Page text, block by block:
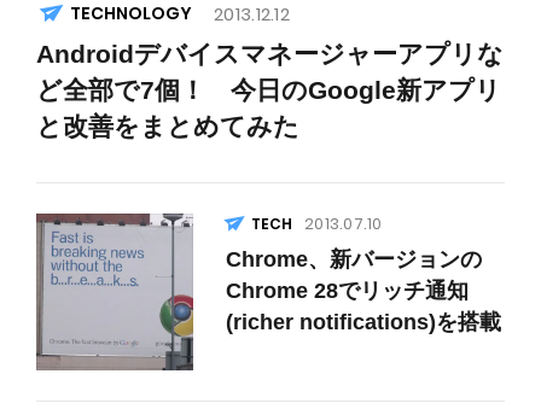
TECHNOLOGY 2013.12.12
Androidデバイスマネージャーアプリな
ど全部で7個！ 今日のGoogle新アプリ
と改善をまとめてみた
2013.07.10
Chrome、新バージョンの
Chrome 28でリッチ通知
(richer notifications)を搭載